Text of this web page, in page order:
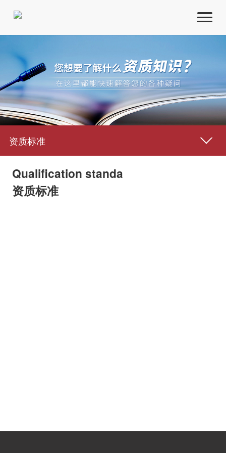
资质标准
资质升级
建筑行业动态
资质标准
Qualification standa
资质标准